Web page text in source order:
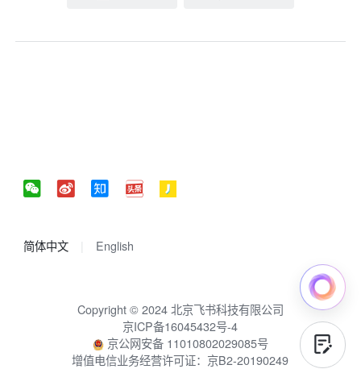
简体中文 English
Copyright © 2024 北京飞书科技有限公司
京ICP备16045432号-4
京公网安备 11010802029085号
增值电信业务经营许可证：京B2-20190249